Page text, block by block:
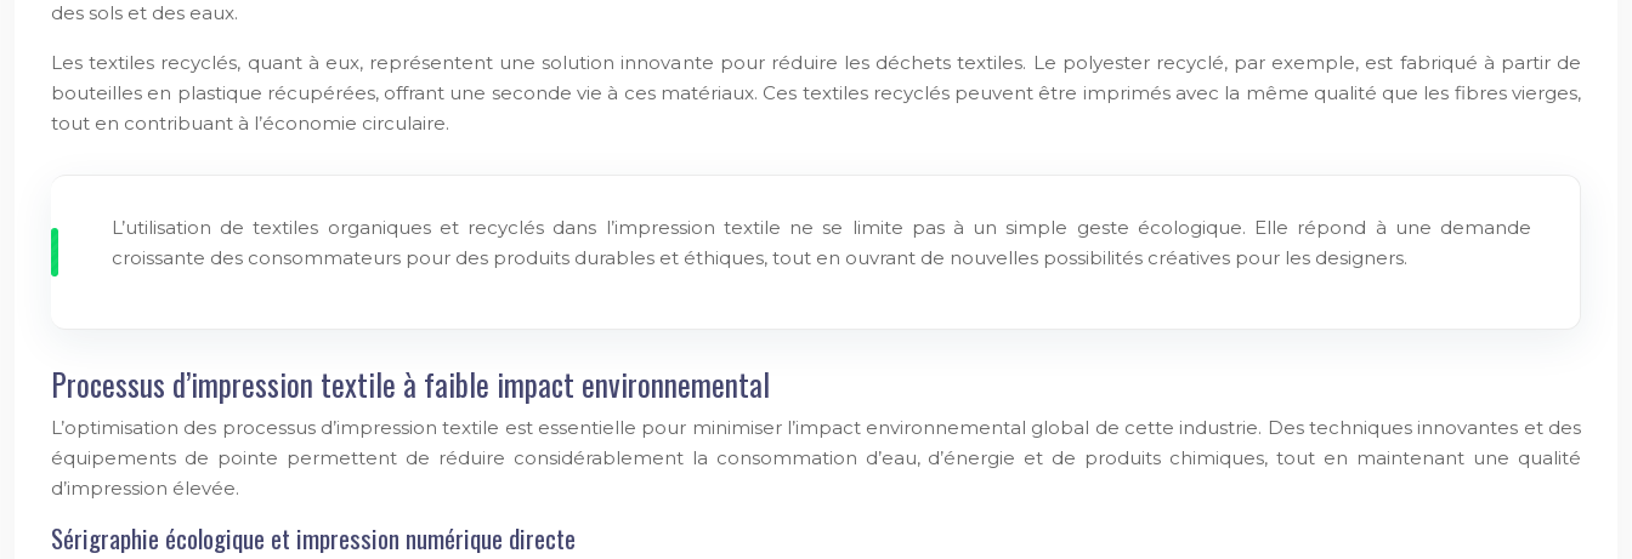
des sols et des eaux.
Les textiles recyclés, quant à eux, représentent une solution innovante pour réduire les déchets textiles. Le polyester recyclé, par exemple, est fabriqué à partir de
bouteilles en plastique récupérées, offrant une seconde vie à ces matériaux. Ces textiles recyclés peuvent être imprimés avec la même qualité que les fibres vierges,
tout en contribuant à l’économie circulaire.
L’utilisation de textiles organiques et recyclés dans l’impression textile ne se limite pas à un simple geste écologique. Elle répond à une demande
croissante des consommateurs pour des produits durables et éthiques, tout en ouvrant de nouvelles possibilités créatives pour les designers.
Processus d’impression textile à faible impact environnemental
L’optimisation des processus d’impression textile est essentielle pour minimiser l’impact environnemental global de cette industrie. Des techniques innovantes et des
équipements de pointe permettent de réduire considérablement la consommation d’eau, d’énergie et de produits chimiques, tout en maintenant une qualité
d’impression élevée.
Sérigraphie écologique et impression numérique directe